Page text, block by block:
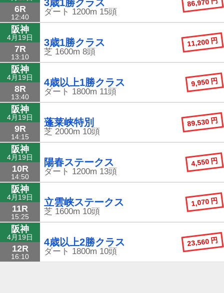
6R
12:40
3歳1勝クラス
ダート 1200m 15頭
阪神
4月19日
7R
13:10
3歳1勝クラス
芝 1600m 8頭
11,200 円
阪神
4月19日
8R
13:40
4歳以上1勝クラス
ダート 1800m 11頭
9,950 円
阪神
4月19日
9R
14:15
蓬莱峡特別
芝 2000m 10頭
89,530 円
阪神
4月19日
10R
14:50
陽春ステークス
ダート 1200m 13頭
4,550 円
阪神
4月19日
11R
15:25
立雲峡ステークス
芝 1600m 10頭
1,070 円
阪神
4月19日
12R
16:10
4歳以上2勝クラス
ダート 1800m 10頭
23,560 円